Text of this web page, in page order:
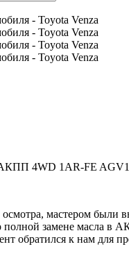
АКПП 4WD 1AR-FE
осмотра, мастером были
полной замене масла в
обратился к нам для